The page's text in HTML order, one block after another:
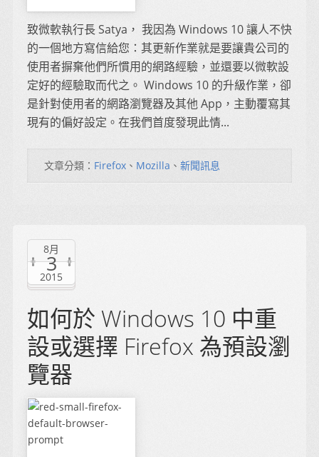
致微軟執行長 Satya， 我因為 Windows 10 讓人不快
的一個地方寫信給您：其更新作業就是要讓貴公司的
使用者摒棄他們所慣用的網路經驗，並還要以微軟設
定好的經驗取而代之。 Windows 10 的升級作業，卻
是針對使用者的網路瀏覽器及其他 App，主動覆寫其
現有的偏好設定。在我們首度發現此情...
文章分類： Firefox 、 Mozilla 、 新聞訊息
8月
3
2015
如何於 Windows 10 中重
設或選擇 Firefox 為預設瀏
覽器